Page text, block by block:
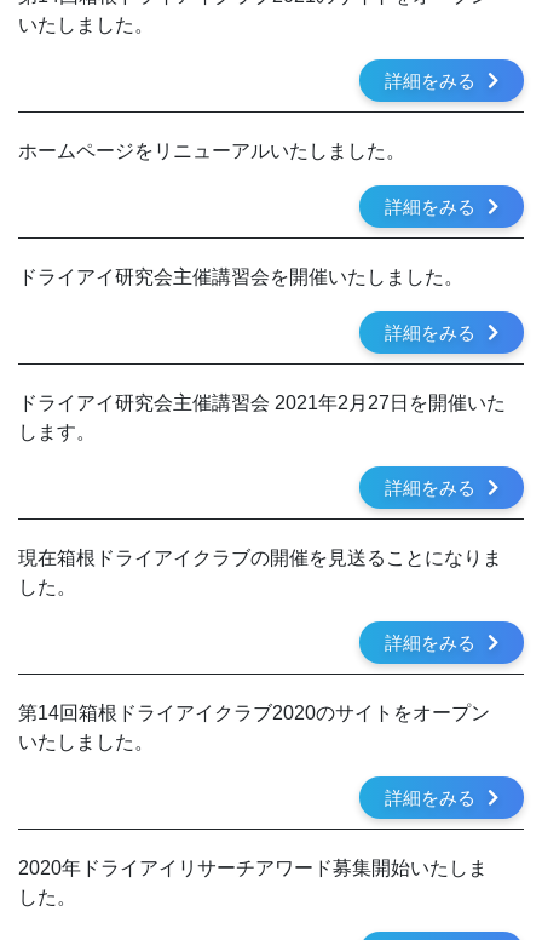
いたしました。
詳細をみる
ホームページをリニューアルいたしました。
詳細をみる
ドライアイ研究会主催講習会を開催いたしました。
詳細をみる
ドライアイ研究会主催講習会 2021年2月27日を開催いた
します。
詳細をみる
現在箱根ドライアイクラブの開催を見送ることになりま
した。
詳細をみる
第14回箱根ドライアイクラブ2020のサイトをオープン
いたしました。
詳細をみる
2020年ドライアイリサーチアワード募集開始いたしま
した。